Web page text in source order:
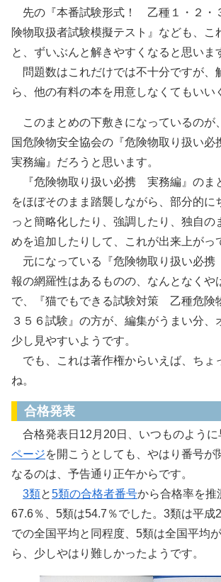
先の『本番試験形式！ 乙種１・２・
険物取扱者試験模擬テスト』なども、こ
と、ずいぶんと解きやすくなると思いま
問題数はこれだけでは不十分ですが、
ら、他の有料の本を用意しなくてもいい
このまとめの下敷きになっているのが
国危険物安全協会の『危険物取り扱い
実務編』だろうと思います。
『危険物取り扱い必携 実務編』のま
をほぼそのまま踏襲しながら、部分的に
っと簡略化したり、強調したり、独自の
めを追加したりして、これが出来上がっ
元になっている『危険物取り扱い必
報の網羅性はあるものの、なんとなくや
で、『猫でもできる試験対策 乙種危険
３５６試験』の方が、編集がうまい分、
少し見やすいようです。
でも、これは著作権からいえば、ちょ
ね。
合格発表
合格発表日12月20日、いつものように
ページを開こうとしても、やはり番号が
なるのは、予告通り正午からです。
3類と5類の合格者番号から合格率を推
67.6％、5類は54.7％でした。3類は平成
での全国平均と同程度、5類は全国平均
ら、少しやはり難しかったようです。